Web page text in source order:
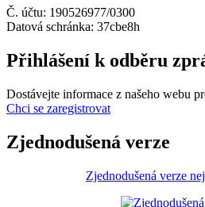
Č. účtu: 190526977/0300
Datová schránka: 37cbe8h
Přihlášení k odběru
Dostávejte informace z našeho webu
Chci se zaregistrovat
Zjednodušená verze
Zjednodušená verze